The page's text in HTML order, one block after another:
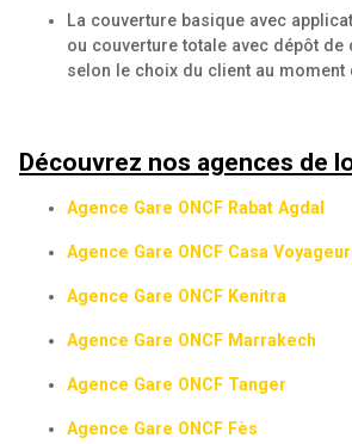
La couverture basique avec
ou couverture totale avec dépôt de
selon le choix du client au moment
Découvrez nos agences de
Agence Gare ONCF Rabat Agdal
Agence Gare ONCF Casa
Agence Gare ONCF Kenitra
Agence Gare ONCF Marrakech
Agence Gare ONCF Tanger
Agence Gare ONCF Fès